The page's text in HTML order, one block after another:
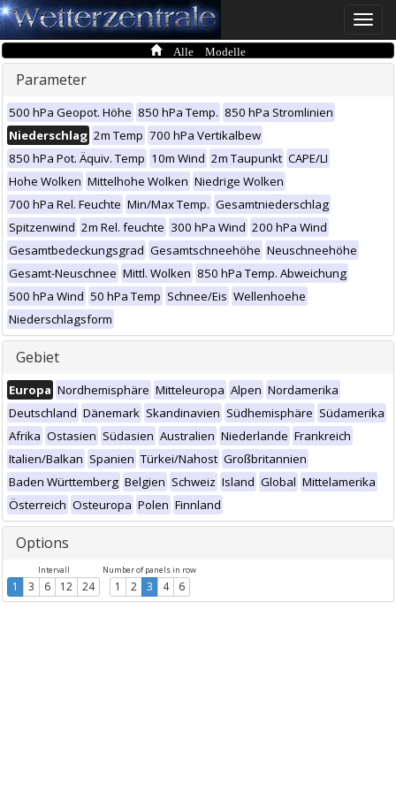
Toggle
Alle Modelle
Parameter
500 hPa Geopot. Höhe 850 hPa Temp. 850 hPa Stromlinien
Niederschlag 2m Temp 700 hPa Vertikalbew
850 hPa Pot. Äquiv. Temp 10m Wind 2m Taupunkt CAPE/LI
Hohe Wolken Mittelhohe Wolken Niedrige Wolken
700 hPa Rel. Feuchte Min/Max Temp. Gesamtniederschlag
Spitzenwind 2m Rel. feuchte 300 hPa Wind 200 hPa Wind
Gesamtbedeckungsgrad Gesamtschneehöhe Neuschneehöhe
Gesamt-Neuschnee Mittl. Wolken 850 hPa Temp. Abweichung
500 hPa Wind 50 hPa Temp Schnee/Eis Wellenhoehe
Niederschlagsform
Gebiet
Europa Nordhemisphäre Mitteleuropa Alpen Nordamerika
Deutschland Dänemark Skandinavien Südhemisphäre Südamerika
Afrika Ostasien Südasien Australien Niederlande Frankreich
Italien/Balkan Spanien Türkei/Nahost Großbritannien
Baden Württemberg Belgien Schweiz Island Global Mittelamerika
Österreich Osteuropa Polen Finnland
Options
Intervall
1 3 6 12 24
Number of panels in row
1 2 3 4 6